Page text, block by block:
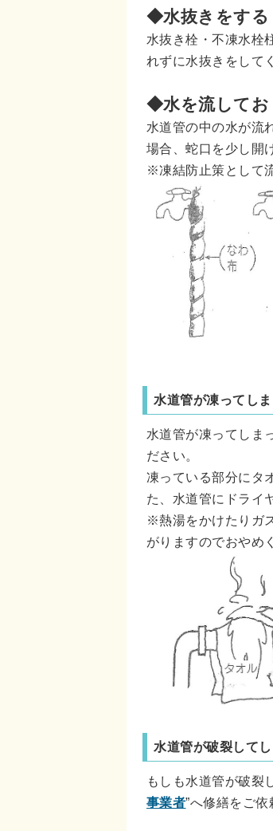
◆水抜きをする
水抜き栓・不凍水栓
れずに水抜きをして
◆水を流してお
水道管の中の水が流
場合、蛇口を少し開
※凍結防止策として
水道管が凍ってし
水道管が凍ってしま
ださい。
凍っている部分にタ
た、水道管にドライ
※熱湯をかけたりガ
がりますのでおやめ
水道管が破裂して
もしも水道管が破裂
事業者”へ修繕をご依